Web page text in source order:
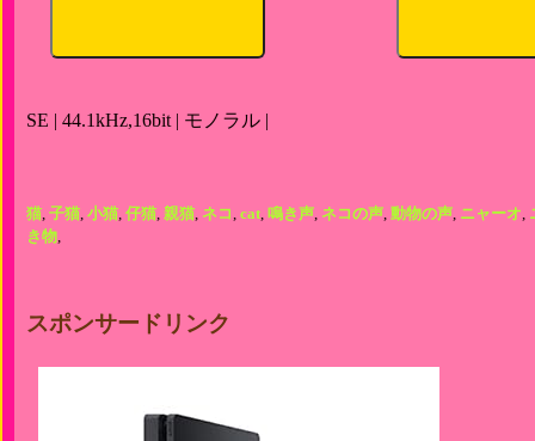
SE | 44.1kHz,16bit | モノラル |
猫, 子猫, 小猫, 仔猫, 親猫, ネコ, cat, 鳴き声, ネコの声, 動物の声, ニャーオ,
き物,
スポンサードリンク